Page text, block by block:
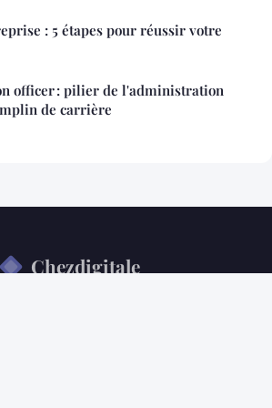
: 5 étapes pour réussir votre
officer : pilier de l'administration
de carrière
Chezdigitale